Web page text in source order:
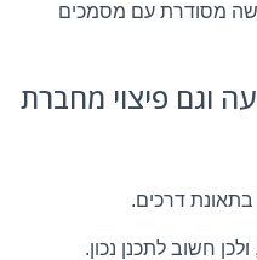
מסודרת עם מסמכים
וגם פיצוי מחברת
דרכים.
חשוב לתכנן נכון.